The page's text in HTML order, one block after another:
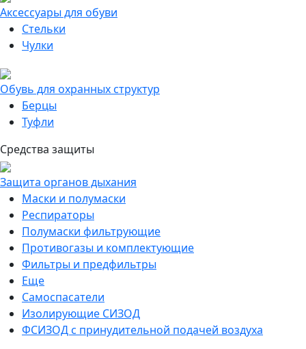
Аксессуары для обуви
Стельки
Чулки
Обувь для охранных структур
Берцы
Туфли
Средства защиты
Защита органов дыхания
Маски и полумаски
Респираторы
Полумаски фильтрующие
Противогазы и комплектующие
Фильтры и предфильтры
Еще
Самоспасатели
Изолирующие СИЗОД
ФСИЗОД с принудительной подачей воздуха